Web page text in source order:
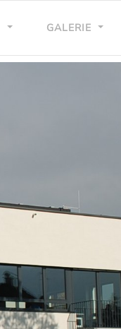
GALERIE